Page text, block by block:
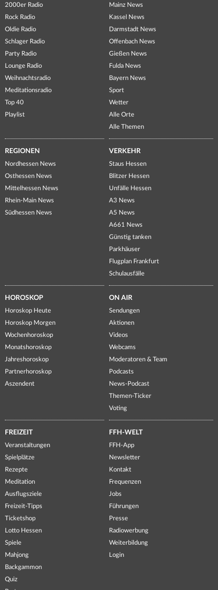
2000er Radio
Rock Radio
Oldie Radio
Schlager Radio
Party Radio
Lounge Radio
Weihnachtsradio
Meditationsradio
Top 40
Playlist
Mainz News
Kassel News
Darmstadt News
Offenbach News
Gießen News
Fulda News
Bayern News
Sport
Wetter
Alle Orte
Alle Themen
REGIONEN
Nordhessen News
Osthessen News
Mittelhessen News
Rhein-Main News
Südhessen News
VERKEHR
Staus Hessen
Blitzer Hessen
Unfälle Hessen
A3 News
A5 News
A661 News
Günstig tanken
Parkhäuser
Flugplan Frankfurt
Schulausfälle
HOROSKOP
Horoskop Heute
Horoskop Morgen
Wochenhoroskop
Monatshoroskop
Jahreshoroskop
Partnerhoroskop
Aszendent
ON AIR
Sendungen
Aktionen
Videos
Webcams
Moderatoren & Team
Podcasts
News-Podcast
Themen-Ticker
Voting
FREIZEIT
Veranstaltungen
Spielplätze
Rezepte
Meditation
Ausflugsziele
Freizeit-Tipps
Ticketshop
Lotto Hessen
Spiele
Mahjong
Backgammon
Quiz
FFH-WELT
FFH-App
Newsletter
Kontakt
Frequenzen
Jobs
Führungen
Presse
Radiowerbung
Weiterbildung
Login